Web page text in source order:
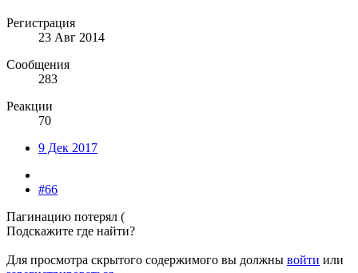
Регистрация
23 Авг 2014
Сообщения
283
Реакции
70
9 Дек 2017
#66
Пагинацию потерял (
Подскажите где найти?
Для просмотра скрытого содержимого вы должны войти или